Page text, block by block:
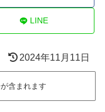
LINE
2024年11月11日
含まれます